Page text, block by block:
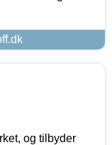
og tilbyder